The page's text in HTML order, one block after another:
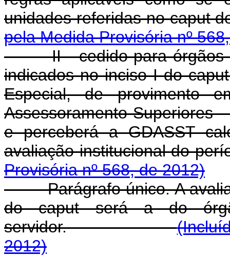
unidades referidas
pela Medida Provisória nº
II - cedido para órgãos ou
indicados no inciso I do
Especial, de provimento
Assessoramento Superiores
e perceberá a GDASST
avaliação institucional
Provisória nº 568, de 2012)
Parágrafo único. A
do caput será a do
servidor.
2012)